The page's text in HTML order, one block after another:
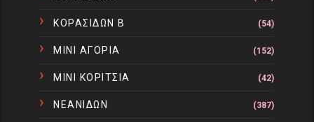
ΚΟΡΑΣΙΔΩΝ Β (54)
ΜΙΝΙ ΑΓΟΡΙΑ (152)
ΜΙΝΙ ΚΟΡΙΤΣΙΑ (42)
ΝΕΑΝΙΔΩΝ (387)